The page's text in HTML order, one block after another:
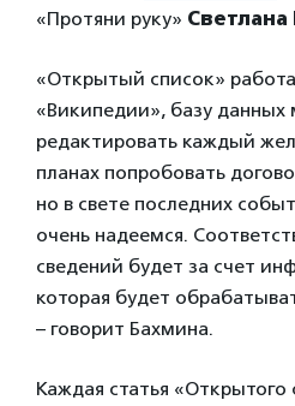
«Протяни руку» Светлана
«Открытый список»
«Википедии», базу данных
редактировать каждый
планах попробовать
но в свете последних
очень надеемся.
сведений будет за счет
которая будет
– говорит Бахмина.
Каждая статья «Открытого